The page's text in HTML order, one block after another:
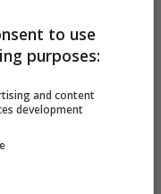
ordinaria e
– ha
disabili
nelle
e al
to use
purposes:
and content
development